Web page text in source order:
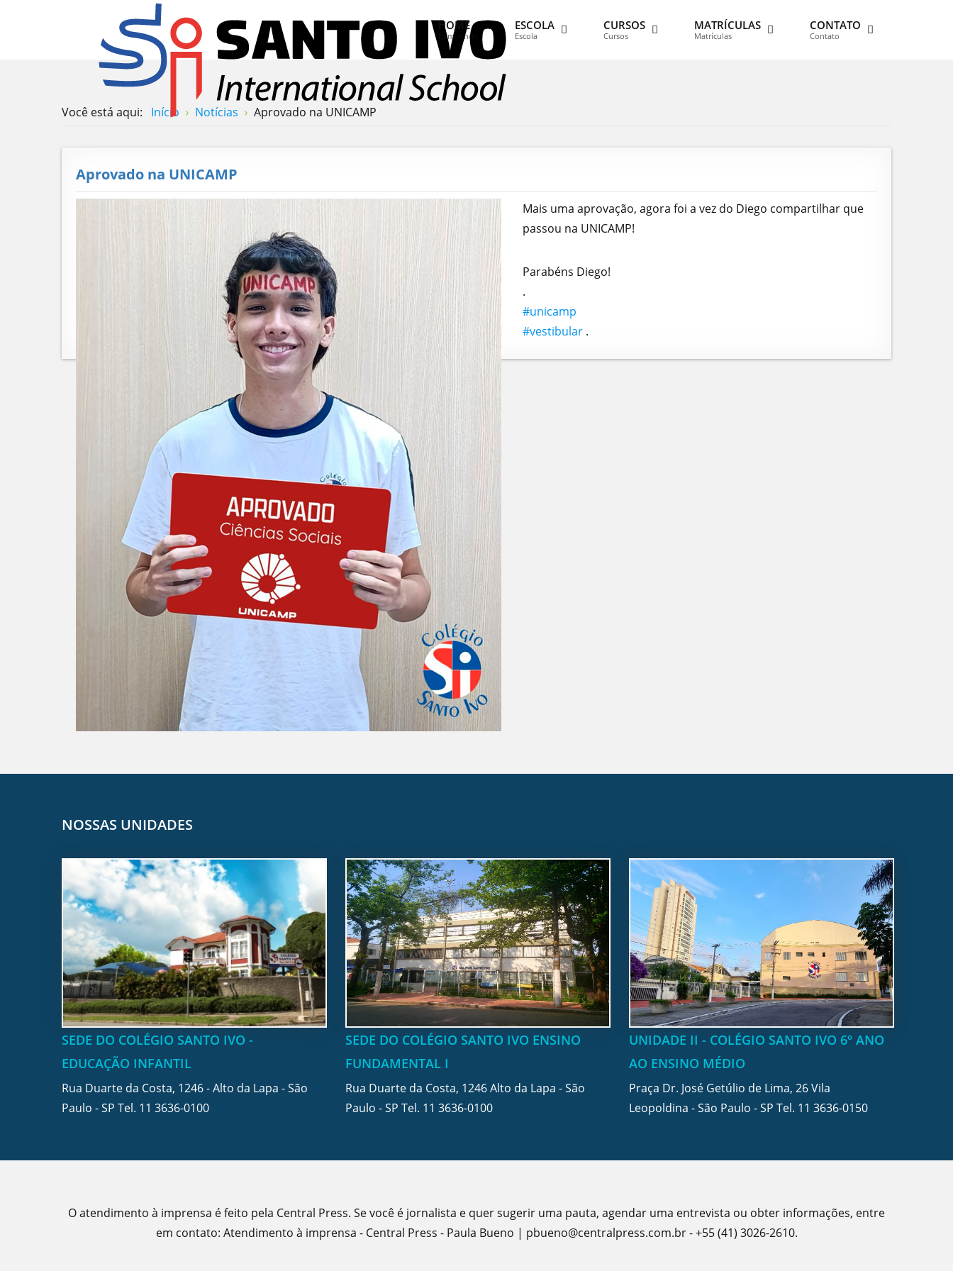
HOME
Bem-vindo
ESCOLA
Escola
CURSOS
Cursos
MATRÍCULAS
Matrículas
CONTATO
Contato
Você está aqui: Início Notícias Aprovado na UNICAMP
Aprovado na UNICAMP
Mais uma aprovação, agora foi a vez do Diego compartilhar que
passou na UNICAMP!
Parabéns Diego!
.
#unicamp
#vestibular .
NOSSAS UNIDADES
SEDE DO COLÉGIO SANTO IVO -
EDUCAÇÃO INFANTIL
Rua Duarte da Costa, 1246 - Alto da Lapa - São
Paulo - SP Tel. 11 3636-0100
SEDE DO COLÉGIO SANTO IVO ENSINO
FUNDAMENTAL I
Rua Duarte da Costa, 1246 Alto da Lapa - São
Paulo - SP Tel. 11 3636-0100
UNIDADE II - COLÉGIO SANTO IVO 6º ANO
AO ENSINO MÉDIO
Praça Dr. José Getúlio de Lima, 26 Vila
Leopoldina - São Paulo - SP Tel. 11 3636-0150
O atendimento à imprensa é feito pela Central Press. Se você é jornalista e quer sugerir uma pauta, agendar uma entrevista ou obter informações, entre
em contato: Atendimento à imprensa - Central Press - Paula Bueno | pbueno@centralpress.com.br - +55 (41) 3026-2610.